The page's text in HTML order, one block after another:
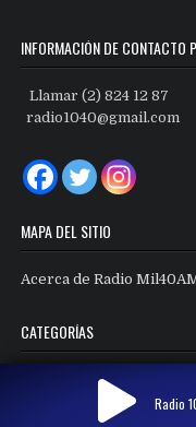
INFORMACIÓN DE CONTACTO
Llamar (2) 824 12 87
radio1040@gmail.com
MAPA DEL SITIO
Acerca de Radio
CATEGORÍAS
Radio